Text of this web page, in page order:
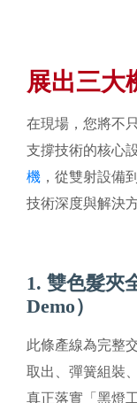
展出三大
在現場，您將不
支撐技術的核心
機 ，從雙射設備
技術深度與解決
1. 雙色髮夾
Demo）
此條產線為完整
取出、彈簧組裝
真正落實「黑燈